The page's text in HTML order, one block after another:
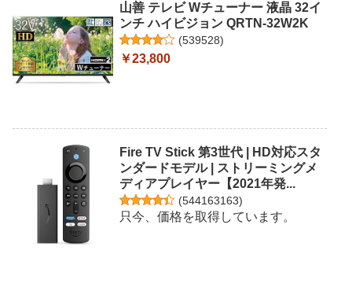
山善 テレビ Wチューナー 液晶 32イ
ンチ ハイビジョン QRTN-32W2K
(539528)
￥23,800
Fire TV Stick 第3世代 | HD対応スタ
ンダードモデル | ストリーミングメ
ディアプレイヤー【2021年発...
(544163163)
只今、価格を取得しています。